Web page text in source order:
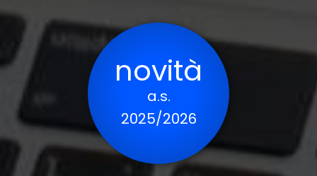
novità
a.s.
2025/2026